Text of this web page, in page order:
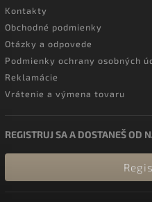
Kontakty
Obchodné podmienky
Otázky a odpovede
Podmienky ochrany osobných
Reklamácie
Vrátenie a výmena tovaru
REGISTRUJ SA A DOSTANEŠ OD